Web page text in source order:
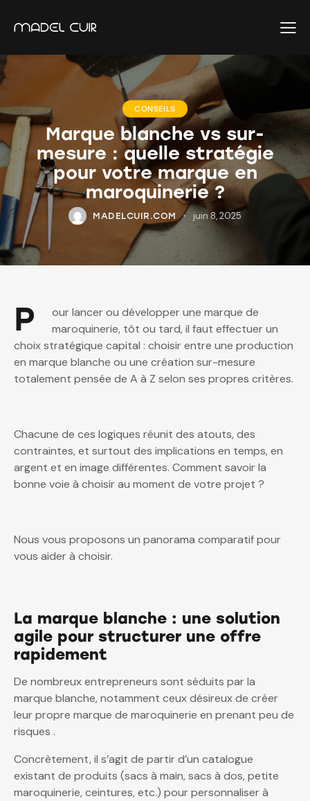
CONSEILS
Marque blanche vs sur-
mesure : quelle stratégie
pour votre marque en
maroquinerie ?
MADELCUIR.COM juin 8, 2025
P
our lancer ou développer une marque de
maroquinerie, tôt ou tard, il faut effectuer un
choix stratégique capital : choisir entre une production
en marque blanche ou une création sur-mesure
totalement pensée de A à Z selon ses propres critères.
Chacune de ces logiques réunit des atouts, des
contraintes, et surtout des implications en temps, en
argent et en image différentes. Comment savoir la
bonne voie à choisir au moment de votre projet ?
Nous vous proposons un panorama comparatif pour
vous aider à choisir.
La marque blanche : une solution
agile pour structurer une offre
rapidement
De nombreux entrepreneurs sont séduits par la
marque blanche, notamment ceux désireux de créer
leur propre marque de maroquinerie en prenant peu de
risques .
Concrètement, il s’agit de partir d’un catalogue
existant de produits (sacs à main, sacs à dos, petite
maroquinerie, ceintures, etc.) pour personnaliser à